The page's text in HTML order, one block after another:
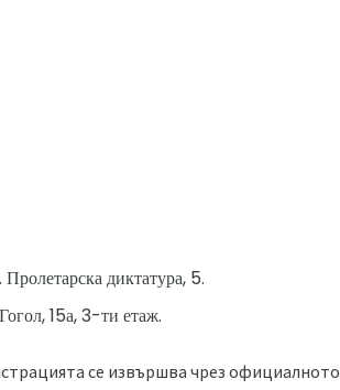
диктатура, 5.
15а, 3-ти етаж.
се извършва чрез официалното